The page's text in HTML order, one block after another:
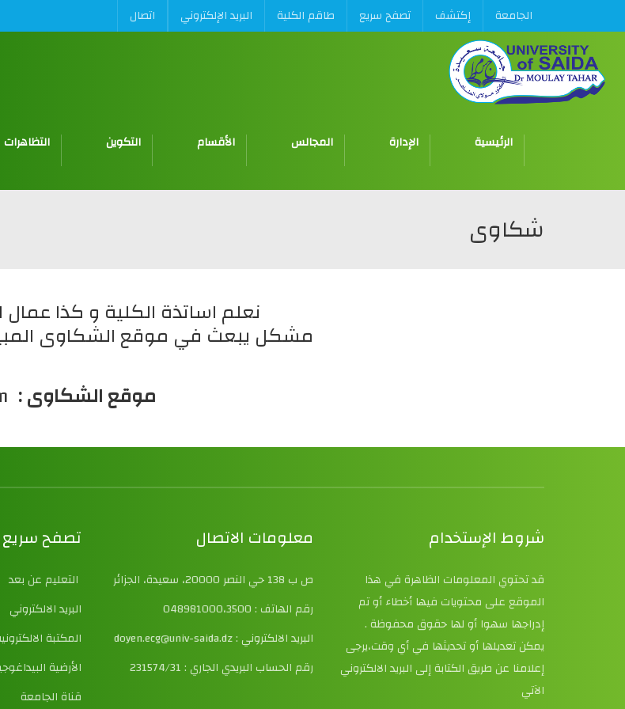
الجامعة إكتشف تصفح سريع طاقم الكلية البريد الإلكتروني اتصال
الرئيسية الإدارة المجالس الأقسام التكوين التظاهرات
شكاوى
نعلم اساتذة الكلية و كذا عمال
مشكل يبعث في موقع الشكاوى
موقع الشكاوى :
تصفح سريع
التعليم عن بعد
البريد الالكتروني
المكتبة
الأرضية
قناة الجامعة
معلومات الاتصال
ص ب 138 حي النصر 20000، سعيدة، الجزائر
رقم الهاتف : 048981000،3500
البريد الالكتروني : doyen.ecg@univ-saida.dz
رقم الحساب البريدي الجاري : 231574/31
شروط الإستخدام
قد تحتوي المعلومات الظاهرة في هذا
الموقع على محتويات فيها أخطاء أو تم
إدراجها سهوا أو لها حقوق محفوظة .
يمكن تعديلها أو تحديثها في أي وقت،يرجى
إعلامنا عن طريق الكتابة إلى البريد الالكتروني
الآتي